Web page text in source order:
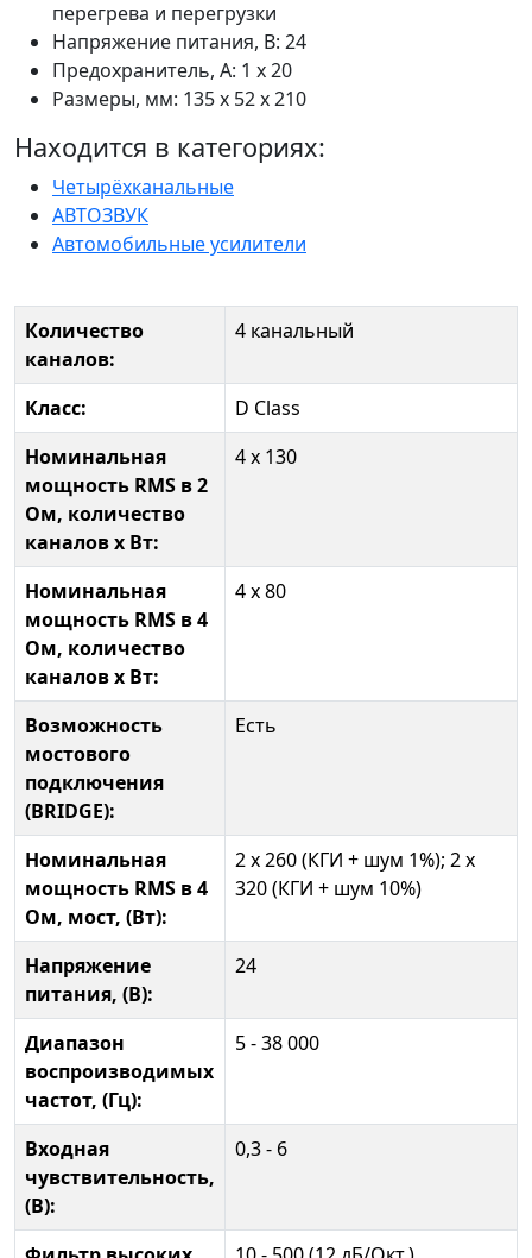
перегрева и перегрузки
Напряжение питания, В: 24
Предохранитель, А: 1 x 20
Размеры, мм: 135 x 52 x 210
Находится в категориях:
Четырёхканальные
АВТОЗВУК
Автомобильные усилители
Количество
каналов:
4 канальный
Класс:
D Class
Номинальная
мощность RMS в 2
Ом, количество
каналов х Вт:
4 х 130
Номинальная
мощность RMS в 4
Ом, количество
каналов х Вт:
4 х 80
Возможность
мостового
подключения
(BRIDGE):
Есть
Номинальная
мощность RMS в 4
Ом, мост, (Вт):
2 x 260 (КГИ + шум 1%); 2 x
320 (КГИ + шум 10%)
Напряжение
питания, (В):
24
Диапазон
воспроизводимых
частот, (Гц):
5 - 38 000
Входная
чувствительность,
(В):
0,3 - 6